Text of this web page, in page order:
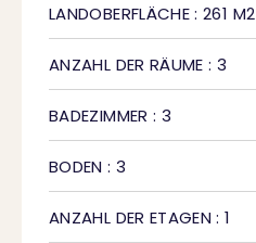
LANDOBERFLÄCHE : 261 M2
ANZAHL DER RÄUME : 3
BADEZIMMER : 3
BODEN : 3
ANZAHL DER ETAGEN : 1